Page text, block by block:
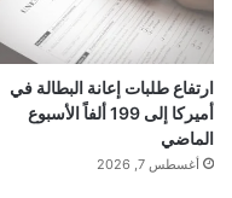
ارتفاع طلبات إعانة البطالة في
أميركا إلى 199 ألفاً الأسبوع
الماضي
أغسطس 7, 2026